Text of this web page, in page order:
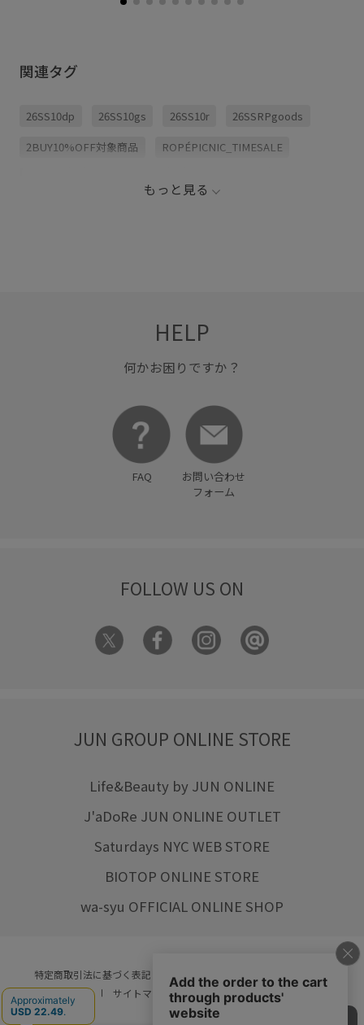
関連タグ
26SS10dp 26SS10gs 26SS10r 26SSRPgoods
2BUY10%OFF対象商品 ROPÉPICNIC_TIMESALE
もっと見る
HELP
何かお困りですか？
FAQ
お問い合わせ
フォーム
FOLLOW US ON
JUN GROUP ONLINE STORE
Life&Beauty by JUN ONLINE
J'aDoRe JUN ONLINE OUTLET
Saturdays NYC WEB STORE
BIOTOP ONLINE STORE
wa-syu OFFICIAL ONLINE SHOP
特定商取引法に基づく表記 プライバシーポリシー
会社概要
ご利用規約
サイトマップ リクルート ご利用ガイド